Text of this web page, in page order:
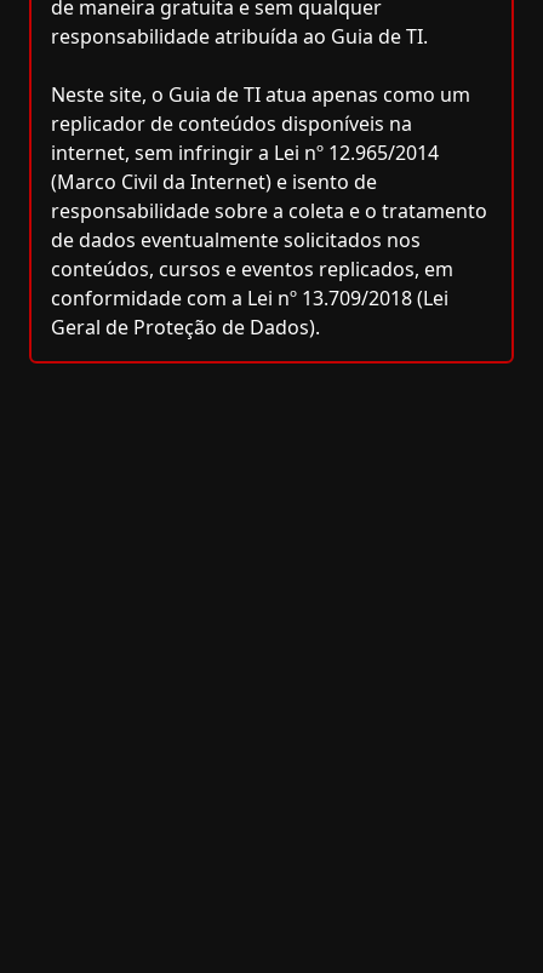
de maneira gratuita e sem qualquer
responsabilidade atribuída ao Guia de TI.
Neste site, o Guia de TI atua apenas como um
replicador de conteúdos disponíveis na
internet, sem infringir a Lei nº 12.965/2014
(Marco Civil da Internet) e isento de
responsabilidade sobre a coleta e o tratamento
de dados eventualmente solicitados nos
conteúdos, cursos e eventos replicados, em
conformidade com a Lei nº 13.709/2018 (Lei
Geral de Proteção de Dados).